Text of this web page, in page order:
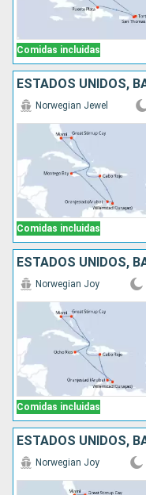
Comidas incluidas
Comidas incluidas
Norwegian Jewel
Comidas incluidas
Norwegian Joy
Norwegian Joy